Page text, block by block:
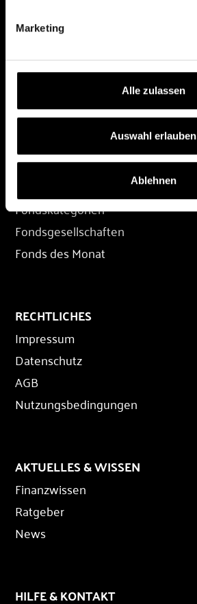
Marketing
Alle zulassen
Auswahl erlauben
Ablehnen
Depot eröffnen
Depot übertragen
Konditionen
FONDS
Fondskategorien
Fondsgesellschaften
Fonds des Monat
RECHTLICHES
Impressum
Datenschutz
AGB
Nutzungsbedingungen
AKTUELLES & WISSEN
Finanzwissen
Ratgeber
News
HILFE & KONTAKT